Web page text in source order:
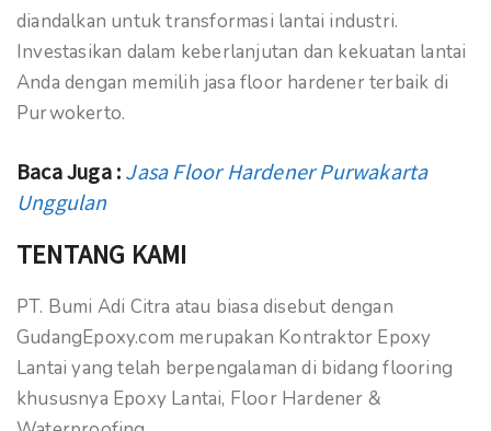
diandalkan untuk transformasi lantai industri.
Investasikan dalam keberlanjutan dan kekuatan lantai
Anda dengan memilih jasa floor hardener terbaik di
Purwokerto.
Baca Juga : Jasa Floor Hardener Purwakarta
Unggulan
TENTANG KAMI
PT. Bumi Adi Citra atau biasa disebut dengan
GudangEpoxy.com merupakan Kontraktor Epoxy
Lantai yang telah berpengalaman di bidang flooring
khususnya Epoxy Lantai, Floor Hardener &